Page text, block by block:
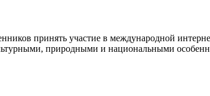
принять участие в международной
природными и национальными